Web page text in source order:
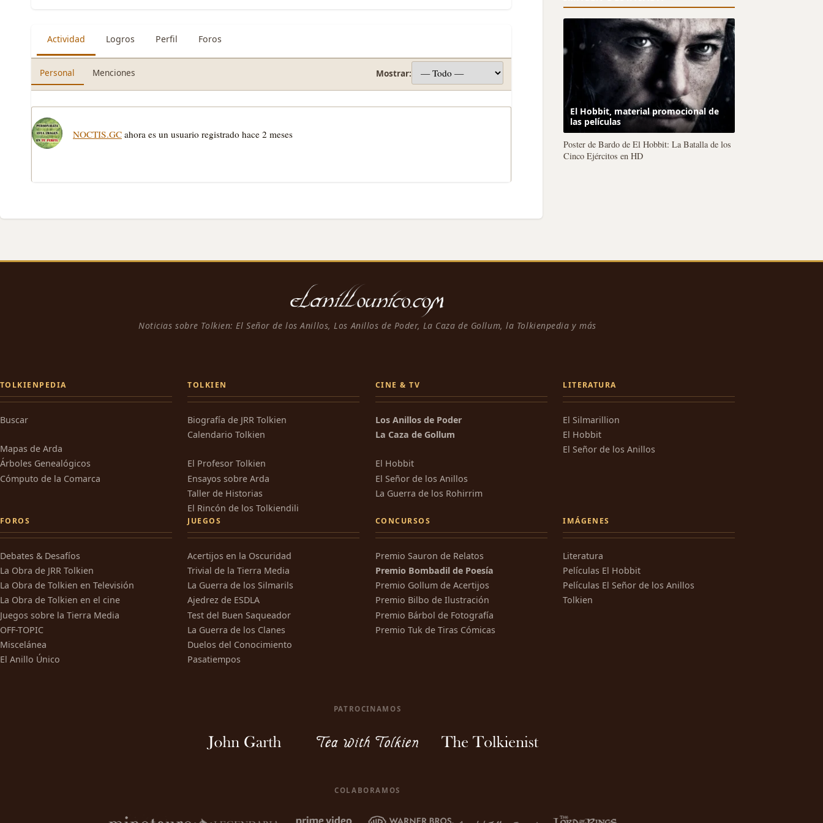
Actividad Logros Perfil Foros
Personal Menciones Mostrar:
NOCTIS.GC ahora es un usuario registrado hace 2 meses
El Hobbit, material promocional de
las películas
Poster de Bardo de El Hobbit: La Batalla de los
Cinco Ejércitos en HD
Noticias sobre Tolkien: El Señor de los Anillos, Los Anillos de Poder, La Caza de Gollum, la Tolkienpedia y más
TOLKIENPEDIA
Buscar
Mapas de Arda
Árboles Genealógicos
Cómputo de la Comarca
TOLKIEN
Biografía de JRR Tolkien
Calendario Tolkien
El Profesor Tolkien
Ensayos sobre Arda
Taller de Historias
El Rincón de los Tolkiendili
CINE & TV
Los Anillos de Poder
La Caza de Gollum
El Hobbit
El Señor de los Anillos
La Guerra de los Rohirrim
LITERATURA
El Silmarillion
El Hobbit
El Señor de los Anillos
FOROS
Debates & Desafíos
La Obra de JRR Tolkien
La Obra de Tolkien en Televisión
La Obra de Tolkien en el cine
Juegos sobre la Tierra Media
OFF-TOPIC
Miscelánea
El Anillo Único
JUEGOS
Acertijos en la Oscuridad
Trivial de la Tierra Media
La Guerra de los Silmarils
Ajedrez de ESDLA
Test del Buen Saqueador
La Guerra de los Clanes
Duelos del Conocimiento
Pasatiempos
CONCURSOS
Premio Sauron de Relatos
Premio Bombadil de Poesía
Premio Gollum de Acertijos
Premio Bilbo de Ilustración
Premio Bárbol de Fotografía
Premio Tuk de Tiras Cómicas
IMÁGENES
Literatura
Películas El Hobbit
Películas El Señor de los Anillos
Tolkien
PATROCINAMOS
COLABORAMOS